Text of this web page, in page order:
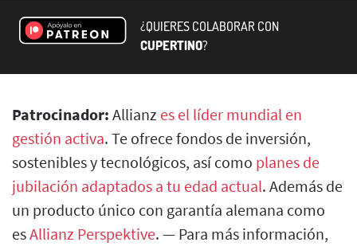
¿QUIERES COLABORAR CON
CUPERTINO?
Patrocinador: Allianz es el líder mundial en
gestión activa. Te ofrece fondos de inversión,
sostenibles y tecnológicos, así como planes de
jubilación adaptados a tu edad actual. Además de
un producto único con garantía alemana como
esAllianz Perspektive. — Para más información,